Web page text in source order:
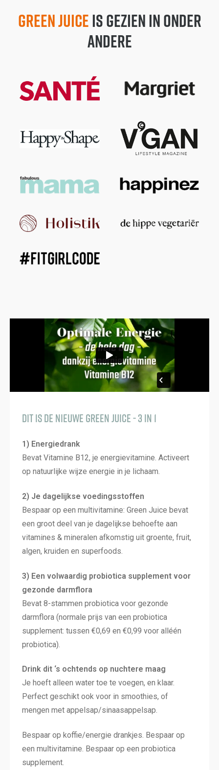
Green Juiceis gezien in onder
andere
Dit is de NIEUWE Green Juice - 3 in 1
1) Energiedrank
Bevat Vitamine B12, je energievitamine. Activeert
op natuurlijke wijze energie in je lichaam.
2) Je dagelijkse voedingsstoffen
Bespaar op een multivitamine: Green Juice bevat
een groot deel van je dagelijkse behoefte aan
vitamines & mineralen afkomstig uit groente, fruit,
algen, kruiden en superfoods.
3) Een volwaardig probiotica supplement voor
gezonde darmflora
Bevat 8-stammen probiotica voor gezonde
darmflora (normale prijs van een probiotica
supplement: tussen €0,69 en €0,99 voor alléén
probiotica).
Drink dit ‘s ochtends op nuchtere maag
Je hoeft alleen water toe te voegen, en klaar.
Perfect geschikt ook voor in smoothies, of
mengen met appelsap/sinaasappelsap.
Bespaar op koffie/energie drankjes. Bespaar op
een multivitamine. Bespaar op een probiotica
supplement.